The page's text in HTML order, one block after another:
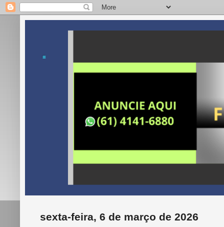
.
sexta-feira, 6 de março de 2026